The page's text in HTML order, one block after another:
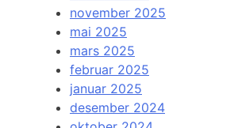
november 2025
mai 2025
mars 2025
februar 2025
januar 2025
desember 2024